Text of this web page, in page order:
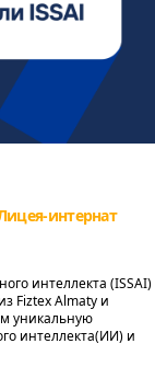
интернат
интеллекта (ISSAI)
Fiztex Almaty и
уникальную
интеллекта(ИИ) и